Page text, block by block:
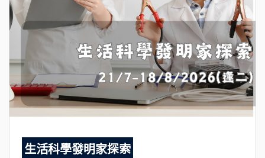
生活科學發明家探索